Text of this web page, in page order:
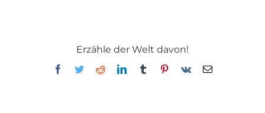
Erzähle der Welt davon!
Facebook
TwitterRedditLinkedInTumblrPinterest
Vk
E-